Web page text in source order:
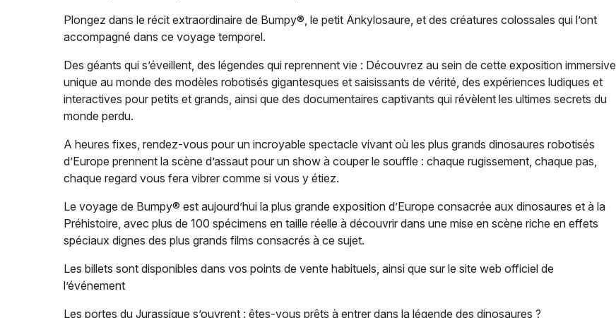
Expos en Aquitaine
Newsletter des sorties
Artistes en tournée
Actus à Périgueux
Plongez dans le récit extraordinaire de Bumpy®, le petit Ankylosaure, et des créatures colossales qui l’ont
accompagné dans ce voyage temporel.
Des géants qui s’éveillent, des légendes qui reprennent vie : Découvrez au sein de cette exposition immersive
unique au monde des modèles robotisés gigantesques et saisissants de vérité, des expériences ludiques et
interactives pour petits et grands, ainsi que des documentaires captivants qui révèlent les ultimes secrets du
monde perdu.
A heures fixes, rendez-vous pour un incroyable spectacle vivant où les plus grands dinosaures robotisés
d’Europe prennent la scène d’assaut pour un show à couper le souffle : chaque rugissement, chaque pas,
chaque regard vous fera vibrer comme si vous y étiez.
Le voyage de Bumpy® est aujourd’hui la plus grande exposition d’Europe consacrée aux dinosaures et à la
Préhistoire, avec plus de 100 spécimens en taille réelle à découvrir dans une mise en scène riche en effets
spéciaux dignes des plus grands films consacrés à ce sujet.
Les billets sont disponibles dans vos points de vente habituels, ainsi que sur le site web officiel de
l’événement
Les portes du Jurassique s’ouvrent : êtes-vous prêts à entrer dans la légende des dinosaures ?